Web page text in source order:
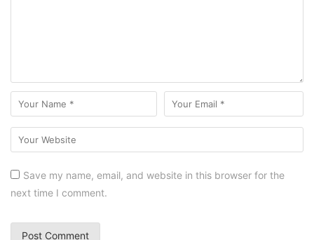
Save my name, email, and website in this browser for the
next time I comment.